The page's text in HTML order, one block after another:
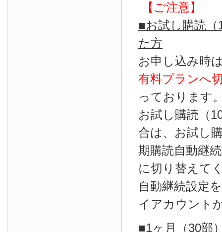
【ご注意】
■お試し購読
た方
お申し込み時
有料プランへ
っております
お試し購読（
合は、お試し
期購読自動継
に切り替えて
自動継続設定
イアカウント
■1ヶ月（30部